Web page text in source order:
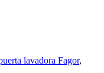
lavadora Fagor,